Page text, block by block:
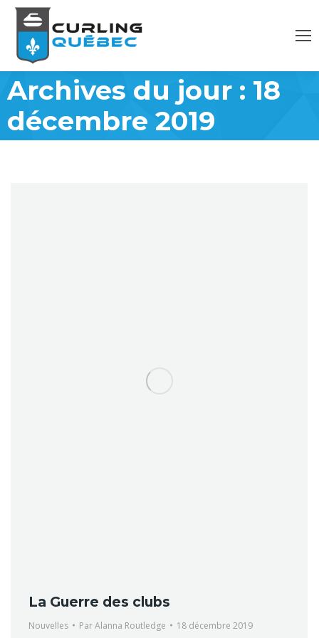
Archives du jour : 18
décembre 2019
La Guerre des clubs
Nouvelles ParAlanna Routledge 18 décembre 2019